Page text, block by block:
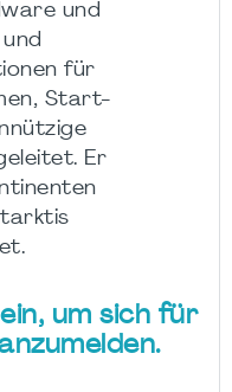
und
für
Start-
Er
um sich für